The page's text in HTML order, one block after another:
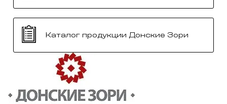
Каталог продукции Донские Зори